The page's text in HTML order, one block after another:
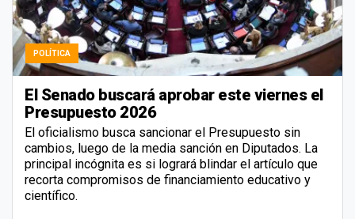
POLÍTICA
El Senado buscará aprobar este viernes el
Presupuesto 2026
El oficialismo busca sancionar el Presupuesto sin
cambios, luego de la media sanción en Diputados. La
principal incógnita es si logrará blindar el artículo que
recorta compromisos de financiamiento educativo y
científico.